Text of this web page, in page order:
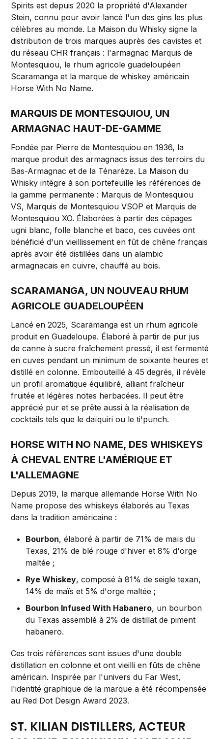
Spirits est depuis 2020 la propriété d'Alexander
Stein, connu pour avoir lancé l'un des gins les plus
célèbres au monde. La Maison du Whisky signe la
distribution de trois marques auprès des cavistes et
du réseau CHR français : l'armagnac Marquis de
Montesquiou, le rhum agricole guadeloupéen
Scaramanga et la marque de whiskey américain
Horse With No Name.
MARQUIS DE MONTESQUIOU, UN
ARMAGNAC HAUT-DE-GAMME
Fondée par Pierre de Montesquiou en 1936, la
marque produit des armagnacs issus des terroirs du
Bas-Armagnac et de la Ténarèze. La Maison du
Whisky intègre à son portefeuille les références de
la gamme permanente : Marquis de Montesquiou
VS, Marquis de Montesquiou VSOP et Marquis de
Montesquiou XO. Élaborées à partir des cépages
ugni blanc, folle blanche et baco, ces cuvées ont
bénéficié d'un vieillissement en fût de chêne français
après avoir été distillées dans un alambic
armagnacais en cuivre, chauffé au bois.
SCARAMANGA, UN NOUVEAU RHUM
AGRICOLE GUADELOUPÉEN
Lancé en 2025, Scaramanga est un rhum agricole
produit en Guadeloupe. Élaboré à partir de pur jus
de canne à sucre fraîchement pressé, il est fermenté
en cuves pendant un minimum de soixante heures et
distillé en colonne. Embouteillé à 45 degrés, il révèle
un profil aromatique équilibré, alliant fraîcheur
fruitée et légères notes herbacées. Il peut être
apprécié pur et se prête aussi à la réalisation de
cocktails tels que le daïquiri ou le ti'punch.
HORSE WITH NO NAME, DES WHISKEYS
À CHEVAL ENTRE L'AMÉRIQUE ET
L'ALLEMAGNE
Depuis 2019, la marque allemande Horse With No
Name propose des whiskeys élaborés au Texas
dans la tradition américaine :
Bourbon, élaboré à partir de 71% de maïs du
Texas, 21% de blé rouge d'hiver et 8% d'orge
maltée ;
Rye Whiskey, composé à 81% de seigle texan,
14% de maïs et 5% d'orge maltée ;
Bourbon Infused With Habanero, un bourbon
du Texas assemblé à 2% de distillat de piment
habanero.
Ces trois références sont issues d'une double
distillation en colonne et ont vieilli en fûts de chêne
américain. Inspirée par l'univers du Far West,
l'identité graphique de la marque a été récompensée
au Red Dot Design Award 2023.
ST. KILIAN DISTILLERS, ACTEUR